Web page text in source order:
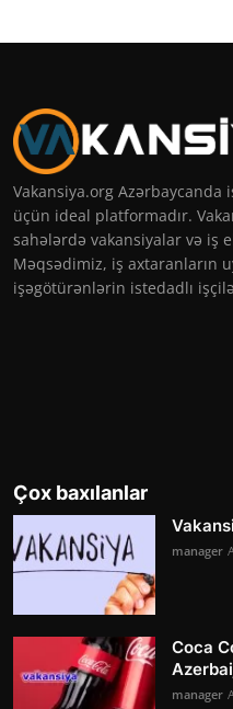
Vakansiya.org
üçün ideal platformadır.
sahələrdə vakansiyalar və iş
Məqsədimiz, iş axtaranların
işəgötürənlərin istedadlı
Çox baxılanlar
manager
Coca
manager